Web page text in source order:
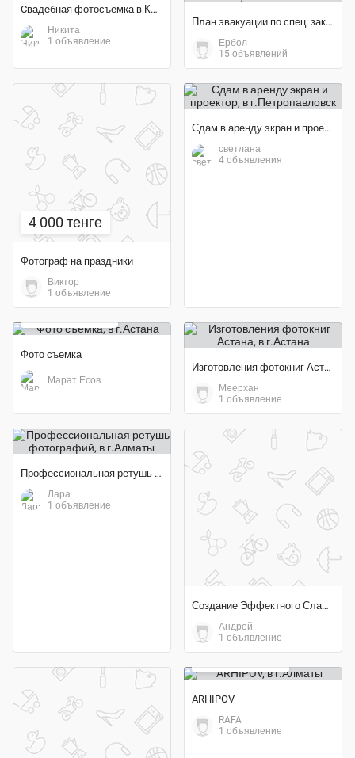
Cвадебная фотосъемка в Караганде
Никита
1 объявление
План эвакуации по спец. заказу в виде стенда 13 000 тг.
Ербол
15 объявлений
4 000 тенге
Фотограф на праздники
Виктор
1 объявление
Сдам в аренду экран и проектор
светлана
4 объявления
Фото съемка
Марат Есов
Изготовления фотокниг Астана
Меерхан
1 объявление
Профессиональная ретушь фотографий
Лара
1 объявление
Создание Эффектного Слайд Шоу
Андрей
1 объявление
ARHIPOV
RAFA
1 объявление